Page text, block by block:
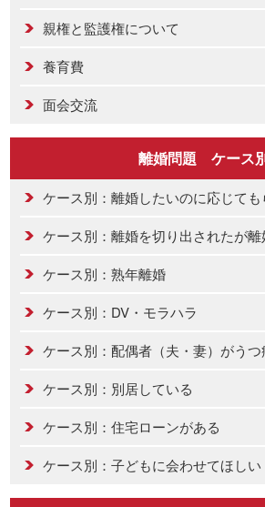
親権と監護権について
養育費
面会交流
離婚問題 ケース
ケース別：離婚したいのに応じても
ケース別：離婚を切り出されたが
ケース別：熟年離婚
ケース別：DV・モラハラ
ケース別：配偶者（夫・妻）がう
ケース別：別居している
ケース別：住宅ローンがある
ケース別：子どもに会わせてほしい